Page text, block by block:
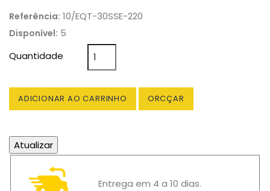
Referência: 10/EQT-30SSE-220
Disponível: 5
Quantidade
ADICIONAR AO CARRINHO ORCÇAR
Entrega em 4 a 10 dias.